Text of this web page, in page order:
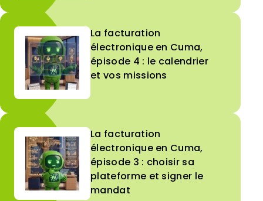
La facturation
électronique en Cuma,
épisode 4 : le calendrier
et vos missions
La facturation
électronique en Cuma,
épisode 3 : choisir sa
plateforme et signer le
mandat